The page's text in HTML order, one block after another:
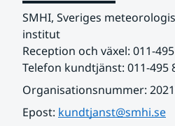
SMHI, Sveriges
institut
Reception och växel: 011-
Telefon kundtjänst: 011-495
Organisationsnummer:
Epost: kundtjanst@smhi.se